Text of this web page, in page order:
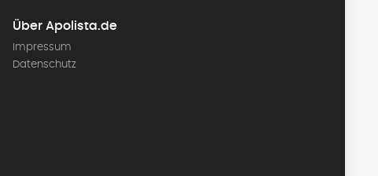
Über Apolista.de
Impressum
Datenschutz